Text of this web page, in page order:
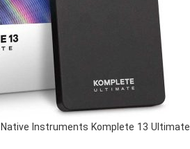
Native Instruments Komplete 13 Ultimate